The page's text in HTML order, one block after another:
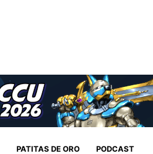
PATITAS DE ORO PODCAST